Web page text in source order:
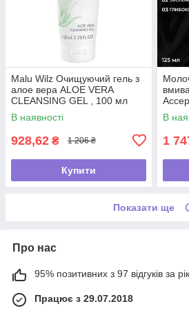
Malu Wilz Очищуючий гель з
алое вера ALOE VERA
CLEANSING GEL , 100 мл
В наявності
928,62 ₴ 1 206 ₴
Купити
В
1
Показати ще
Про нас
95% позитивних з 97 відгуків за рік
Працює з 29.07.2018